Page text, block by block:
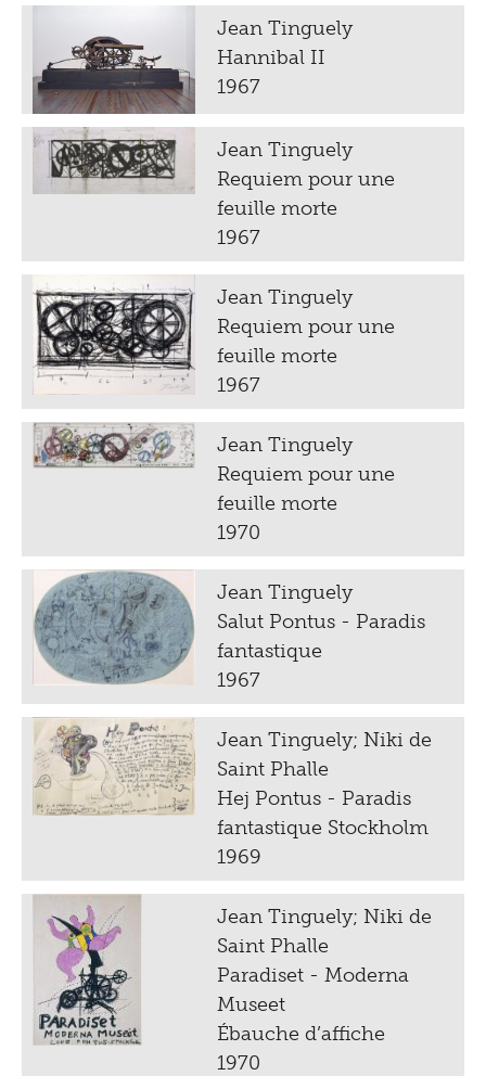
Jean Tinguely
Hannibal II
1967
Jean Tinguely
Requiem pour une
feuille morte
1967
Jean Tinguely
Requiem pour une
feuille morte
1967
Jean Tinguely
Requiem pour une
feuille morte
1970
Jean Tinguely
Salut Pontus - Paradis
fantastique
1967
Jean Tinguely; Niki de
Saint Phalle
Hej Pontus - Paradis
fantastique Stockholm
1969
Jean Tinguely; Niki de
Saint Phalle
Paradiset - Moderna
Museet
Ébauche d’affiche
1970